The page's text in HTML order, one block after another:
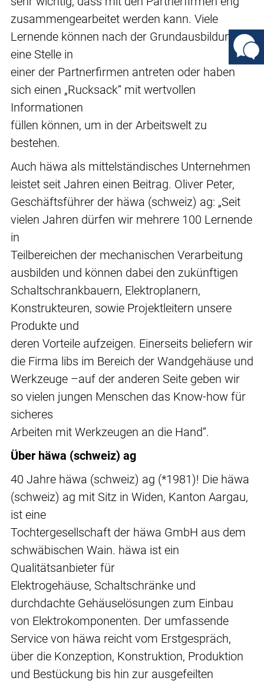
zusammengearbeitet werden kann. Viele
Lernende können nach der Grundausbildung
eine Stelle in
einer der Partnerfirmen antreten oder haben
sich einen „Rucksack“ mit wertvollen
Informationen
füllen können, um in der Arbeitswelt zu
bestehen.
Auch häwa als mittelständisches Unternehmen
leistet seit Jahren einen Beitrag. Oliver Peter,
Geschäftsführer der häwa (schweiz) ag: „Seit
vielen Jahren dürfen wir mehrere 100 Lernende
in
Teilbereichen der mechanischen Verarbeitung
ausbilden und können dabei den zukünftigen
Schaltschrankbauern, Elektroplanern,
Konstrukteuren, sowie Projektleitern unsere
Produkte und
deren Vorteile aufzeigen. Einerseits beliefern wir
die Firma libs im Bereich der Wandgehäuse und
Werkzeuge –auf der anderen Seite geben wir
so vielen jungen Menschen das Know-how für
sicheres
Arbeiten mit Werkzeugen an die Hand“.
Über häwa (schweiz) ag
40 Jahre häwa (schweiz) ag (*1981)! Die häwa
(schweiz) ag mit Sitz in Widen, Kanton Aargau,
ist eine
Tochtergesellschaft der häwa GmbH aus dem
schwäbischen Wain. häwa ist ein
Qualitätsanbieter für
Elektrogehäuse, Schaltschränke und
durchdachte Gehäuselösungen zum Einbau
von Elektrokomponenten. Der umfassende
Service von häwa reicht vom Erstgespräch,
über die Konzeption, Konstruktion, Produktion
und Bestückung bis hin zur ausgefeilten